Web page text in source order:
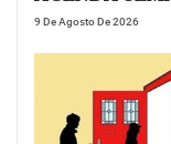
9 De Agosto De 2026